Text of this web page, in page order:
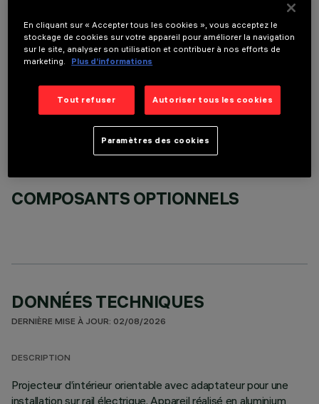
Il est nécessaire de commander l'un des accessoires requis pour installer et utiliser correctement
COMPOSANTS OPTIONNELS
DONNÉES TECHNIQUES
DERNIÈRE MISE À JOUR: 02/08/2026
DESCRIPTION
Projecteur d’intérieur orientable avec adaptateur pour une
installation sur rail électrique. Appareil réalisé en aluminium
En cliquant sur « Accepter tous les cookies », vous acceptez le
stockage de cookies sur votre appareil pour améliorer la navigation
sur le site, analyser son utilisation et contribuer à nos efforts de
marketing.
Plus d’informations
Tout refuser Autoriser tous les cookies
Paramètres des cookies